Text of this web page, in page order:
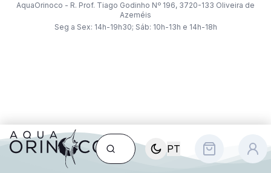
PT
AquaOrinoco - R. Prof. Tiago Godinho Nº 196, 3720-133 Oliveira de
Azeméis
Seg a Sex: 14h-19h30; Sáb: 10h-13h e 14h-18h